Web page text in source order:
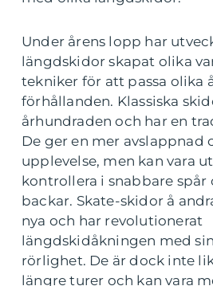
Under årens lopp har
längdskidor skapat olika
tekniker för att passa olika
förhållanden. Klassiska
århundraden och har en
De ger en mer avslappnad
upplevelse, men kan vara
kontrollera i snabbare spår
backar. Skate-skidor å
nya och har revolutionerat
längdskidåkningen med
rörlighet. De är dock inte
längre turer och kan vara